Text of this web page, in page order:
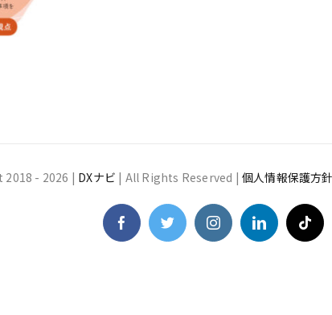
- 2026 | DXナビ | All Rights Reserved |個人情報保護方針
FacebookTwitterInstagramLinkedIn